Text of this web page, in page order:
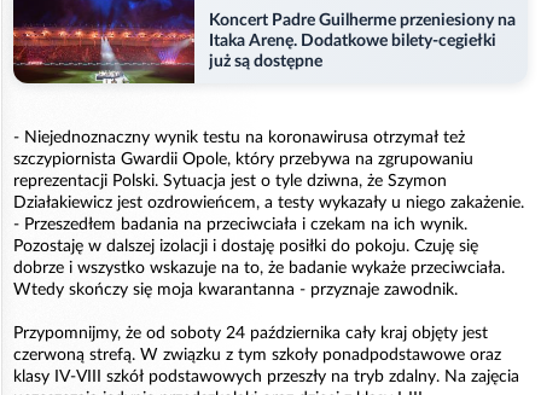
Koncert Padre Guilherme przeniesiony na
Itaka Arenę. Dodatkowe bilety-cegiełki
już są dostępne
- Niejednoznaczny wynik testu na koronawirusa otrzymał też
szczypiornista Gwardii Opole, który przebywa na zgrupowaniu
reprezentacji Polski. Sytuacja jest o tyle dziwna, że Szymon
Działakiewicz jest ozdrowieńcem, a testy wykazały u niego zakażenie.
- Przeszedłem badania na przeciwciała i czekam na ich wynik.
Pozostaję w dalszej izolacji i dostaję posiłki do pokoju. Czuję się
dobrze i wszystko wskazuje na to, że badanie wykaże przeciwciała.
Wtedy skończy się moja kwarantanna - przyznaje zawodnik.
Przypomnijmy, że od soboty 24 października cały kraj objęty jest
czerwoną strefą. W związku z tym szkoły ponadpodstawowe oraz
klasy IV-VIII szkół podstawowych przeszły na tryb zdalny. Na zajęcia